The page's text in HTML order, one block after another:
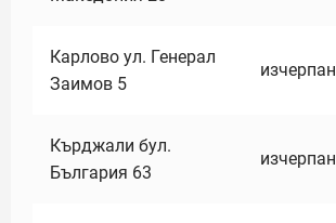
Карлово ул. Генерал
Заимов 5
изчерпан
Кърджали бул.
България 63
изчерпан